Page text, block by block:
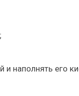
и наполнять его